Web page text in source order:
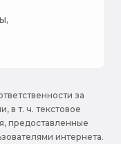
за
в т. ч. текстовое
предоставленные
интернета.